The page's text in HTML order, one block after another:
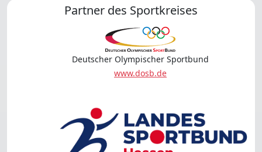
Partner des Sportkreises
Deutscher Olympischer Sportbund
www.dosb.de